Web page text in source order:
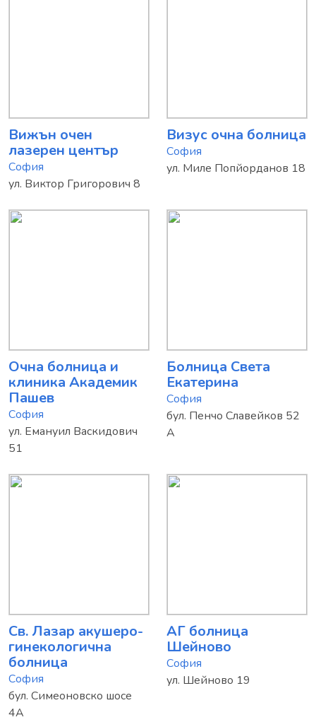
Вижън очен
лазерен център
София
ул. Виктор Григорович 8
Визус очна болница
София
ул. Миле Попйорданов 18
Очна болница и
клиника Академик
Пашев
София
ул. Емануил Васкидович
51
Болница Света
Екатерина
София
бул. Пенчо Славейков 52
А
Св. Лазар акушеро-
гинекологична
болница
София
бул. Симеоновско шосе
4А
АГ болница
Шейново
София
ул. Шейново 19